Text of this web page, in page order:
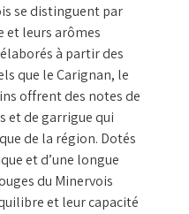
se distinguent par
et leurs arômes
à partir des
que le Carignan, le
offrent des notes de
et de garrigue qui
de la région. Dotés
et d’une longue
du Minervois
et leur capacité